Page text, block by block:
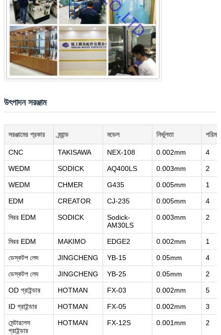
জমা দিন
উৎপাদন সরঞ্জাম
সরঞ্জামের প্রকার ব্র্যান্ড মডেল নির্ভুলতা পরিমাণ
CNC TAKISAWA NEX-108 0.002mm 4
WEDM SODICK AQ400LS 0.003mm 2
WEDM CHMER G435 0.005mm 1
EDM CREATOR CJ-235 0.005mm 4
মিরর EDM SODICK
Sodick-
AM30LS
0.003mm 2
মিরর EDM MAKIMO EDGE2 0.002mm 1
ডেস্কটপ লেদ JINGCHENG YB-15 0.05mm 4
ডেস্কটপ লেদ JINGCHENG YB-25 0.05mm 2
OD গ্রাইন্ডার HOTMAN FX-03 0.002mm 5
ID গ্রাইন্ডার HOTMAN FX-05 0.002mm 3
সেন্টারলেস
গ্রাইন্ডার
HOTMAN FX-12S 0.001mm 2